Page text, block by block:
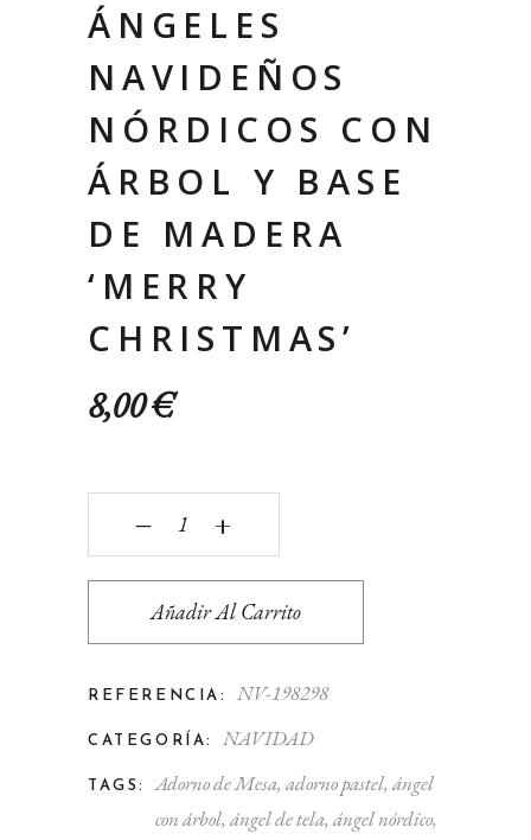
ÁNGELES
NAVIDEÑOS
NÓRDICOS CON
ÁRBOL Y BASE
DE MADERA
‘MERRY
CHRISTMAS’
8,00€
Dúo de Ángeles Navideños Nórdicos con Árbol
‒ +
Añadir Al Carrito
REFERENCIA: NV-198298
CATEGORÍA: NAVIDAD
TAGS: Adorno de Mesa, adorno pastel, ángel
con árbol, ángel de tela, ángel nórdico,